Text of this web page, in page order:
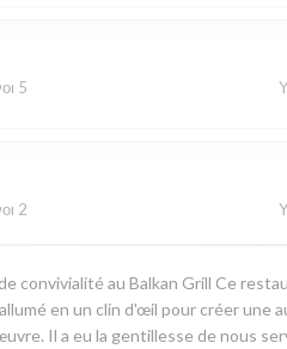
5
2
convivialité au Balkan Grill Ce
en un clin d'œil pour créer une
Il a eu la gentillesse de nous